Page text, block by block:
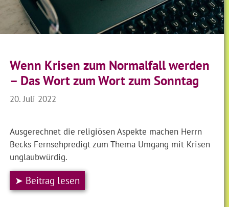
Wenn Krisen zum Normalfall werden
– Das Wort zum Wort zum Sonntag
20. Juli 2022
Ausgerechnet die religiösen Aspekte machen Herrn
Becks Fernsehpredigt zum Thema Umgang mit Krisen
unglaubwürdig.
➤ Beitrag lesen